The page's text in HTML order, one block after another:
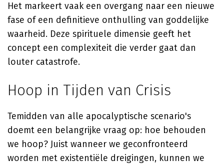
Het markeert vaak een overgang naar een nieuwe
fase of een definitieve onthulling van goddelijke
waarheid. Deze spirituele dimensie geeft het
concept een complexiteit die verder gaat dan
louter catastrofe.
Hoop in Tijden van Crisis
Temidden van alle apocalyptische scenario's
doemt een belangrijke vraag op: hoe behouden
we hoop? Juist wanneer we geconfronteerd
worden met existentiële dreigingen, kunnen we